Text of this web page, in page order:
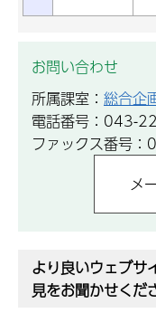
お問い合わせ
所属課室： 総合企
電話番号：043-
ファックス番号
より良いウェブサ
見をお聞かせくだ